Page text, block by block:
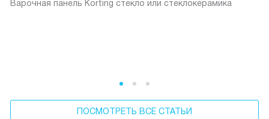
Варочная панель Korting стекло или стеклокерамика
ПОСМОТРЕТЬ ВСЕ СТАТЬИ